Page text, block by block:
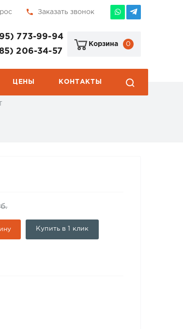
Заказать звонок
773-99-94
206-34-57
Корзина 0
ЦЕНЫ КОНТАКТЫ
Купить в 1 клик